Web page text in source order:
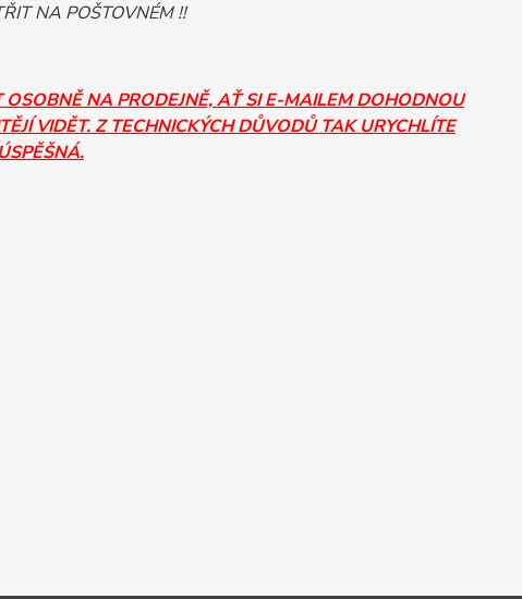
NA POŠTOVNÉM !!
NA PRODEJNĚ, AŤ SI E-MAILEM DOHODNOU
VIDĚT. Z TECHNICKÝCH DŮVODŮ TAK URYCHLÍTE